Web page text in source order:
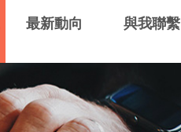
最新動向 與我聯繫